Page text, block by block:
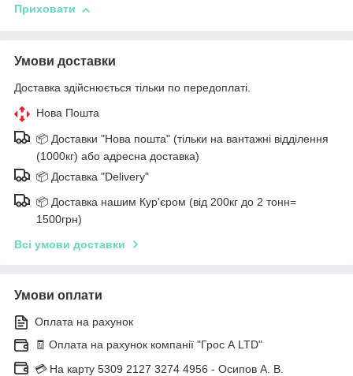
Приховати
Умови доставки
Доставка здійснюється тільки по передоплаті.
Нова Пошта
📦 Доставки "Нова пошта" (тільки на вантажні відділення
(1000кг) або адресна доставка)
📦 Доставка "Delivery"
📦 Доставка нашим Кур'єром (від 200кг до 2 тонн=
1500грн)
Всі умови доставки
Умови оплати
Оплата на рахунок
🧾 Оплата на рахунок компанії "Грос А LTD"
💳 На карту 5309 2127 3274 4956 - Осипов А. В.